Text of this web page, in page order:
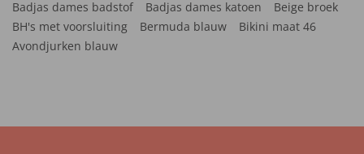
Badjas dames badstof
Badjas dames katoen
Beige broek
BH's met voorsluiting
Bermuda blauw
Bikini maat 46
Avondjurken blauw